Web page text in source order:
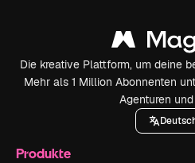
Die kreative Plattform, um deine
Mehr als 1 Million Abonnenten
Agenturen
Produkte